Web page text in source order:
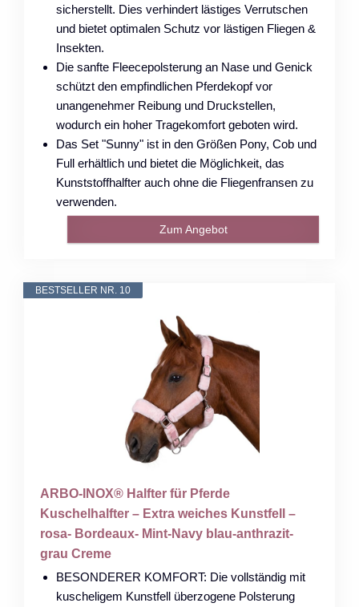
sicherstellt. Dies verhindert lästiges Verrutschen
und bietet optimalen Schutz vor lästigen Fliegen &
Insekten.
Die sanfte Fleecepolsterung an Nase und Genick
schützt den empfindlichen Pferdekopf vor
unangenehmer Reibung und Druckstellen,
wodurch ein hoher Tragekomfort geboten wird.
Das Set "Sunny" ist in den Größen Pony, Cob und
Full erhältlich und bietet die Möglichkeit, das
Kunststoffhalfter auch ohne die Fliegenfransen zu
verwenden.
Zum Angebot
BESTSELLER NR. 10
ARBO-INOX® Halfter für Pferde
Kuschelhalfter – Extra weiches Kunstfell –
rosa- Bordeaux- Mint-Navy blau-anthrazit-
grau Creme
BESONDERER KOMFORT: Die vollständig mit
kuscheligem Kunstfell überzogene Polsterung